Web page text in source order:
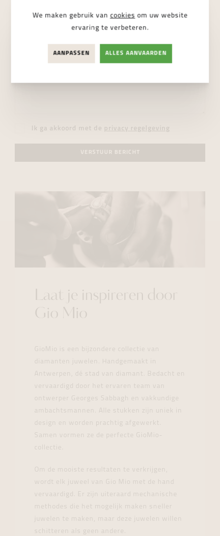
Ik ga akkoord met de privacy regelgeving
VERSTUUR BERICHT
Laat je inspireren door
Gio Mio
GioMio is een bijzondere collectie van
diamanten juwelen. Handgemaakt in
Antwerpen, dé stad van diamant. Bedacht en
vervaardigd door het ervaren team van
ontwerper Georges Sabbagh en vakkundige
ambachtsmannen. Alle stukken zijn uniek in
design en worden prachtig afgewerkt.
Samen vormen ze de perfecte GioMio-
collectie.
Om de mooiste resultaten te verkrijgen,
wordt elk juweel van Gio Mio met de hand
vervaardigd. Er zijn uiteraard mechanische
methodes die het mogelijk maken sneller
juwelen te maken, maar deze juwelen willen
schitteren als geen andere.
We maken gebruik van cookies om uw website
ervaring te verbeteren.
AANPASSEN ALLES AANVAARDEN